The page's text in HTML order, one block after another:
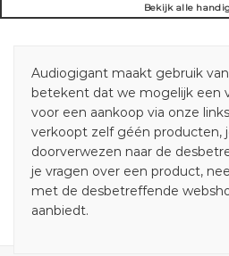
Bekijk alle
Audiogigant maakt gebruik
betekent dat we mogelijk een
voor een aankoop via onze
verkoopt zelf géén producten,
doorverwezen naar de
je vragen over een product,
met de desbetreffende
aanbiedt.